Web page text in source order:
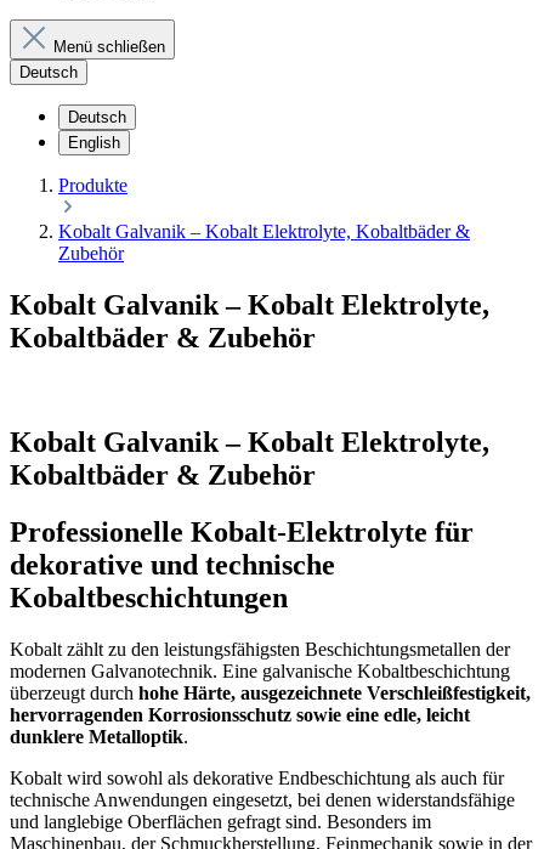
Menü schließen
Deutsch
Deutsch
English
Produkte
Kobalt Galvanik – Kobalt Elektrolyte, Kobaltbäder &
Zubehör
Kobalt Galvanik – Kobalt Elektrolyte,
Kobaltbäder & Zubehör
Kobalt Galvanik – Kobalt Elektrolyte,
Kobaltbäder & Zubehör
Professionelle Kobalt-Elektrolyte für
dekorative und technische
Kobaltbeschichtungen
Kobalt zählt zu den leistungsfähigsten Beschichtungsmetallen der
modernen Galvanotechnik. Eine galvanische Kobaltbeschichtung
überzeugt durch hohe Härte, ausgezeichnete Verschleißfestigkeit,
hervorragenden Korrosionsschutz sowie eine edle, leicht
dunklere Metalloptik.
Kobalt wird sowohl als dekorative Endbeschichtung als auch für
technische Anwendungen eingesetzt, bei denen widerstandsfähige
und langlebige Oberflächen gefragt sind. Besonders im
Maschinenbau, der Schmuckherstellung, Feinmechanik sowie in der